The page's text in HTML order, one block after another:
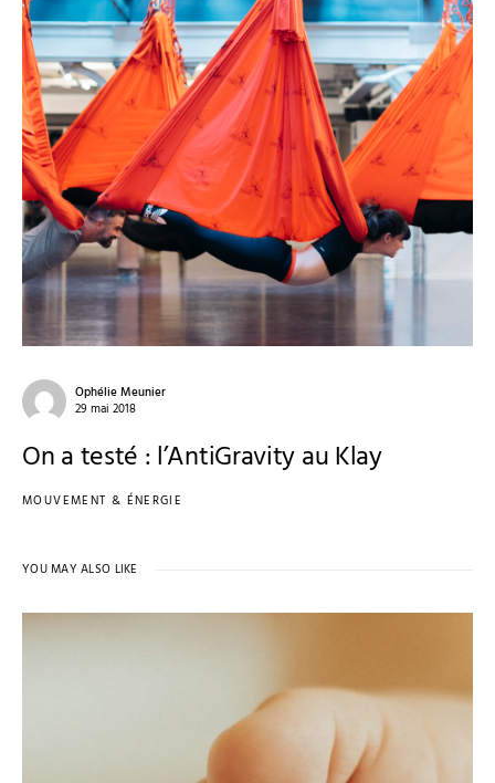
Ophélie Meunier
29 mai 2018
On a testé : l’AntiGravity au Klay
MOUVEMENT & ÉNERGIE
YOU MAY ALSO LIKE